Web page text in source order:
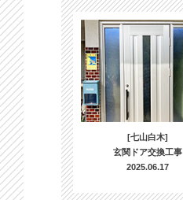
[七山白木]
玄関ドア交換工事
2025.06.17